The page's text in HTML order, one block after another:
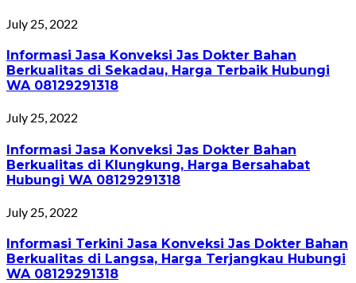
July 25, 2022
Informasi Jasa Konveksi Jas Dokter Bahan
Berkualitas di Sekadau, Harga Terbaik Hubungi
WA 08129291318
July 25, 2022
Informasi Jasa Konveksi Jas Dokter Bahan
Berkualitas di Klungkung, Harga Bersahabat
Hubungi WA 08129291318
July 25, 2022
Informasi Terkini Jasa Konveksi Jas Dokter Bahan
Berkualitas di Langsa, Harga Terjangkau Hubungi
WA 08129291318